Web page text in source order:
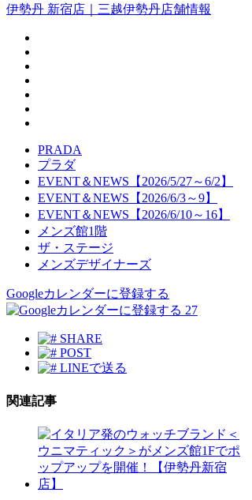
伊勢丹 新宿店｜三越伊勢丹店舗情報
PRADA
プラダ
EVENT＆NEWS【2026/5/27～6/2】
EVENT＆NEWS【2026/6/3～9】
EVENT＆NEWS【2026/6/10～16】
メンズ館1階
ザ・ステージ
メンズデザイナーズ
Googleカレンダーに登録する
27
SHARE
POST
LINEで送る
関連記事